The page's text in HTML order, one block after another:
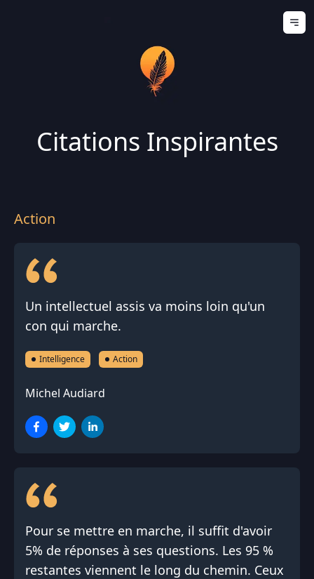
Citations Inspirantes
Action
Un intellectuel assis va moins loin qu'un
con qui marche.
Intelligence Action
Michel Audiard
Pour se mettre en marche, il suffit d'avoir
5% de réponses à ses questions. Les 95 %
restantes viennent le long du chemin. Ceux